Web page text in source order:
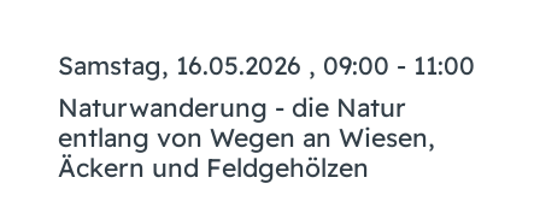
Samstag, 16.05.2026 , 09:00 - 11:00
Naturwanderung - die Natur
entlang von Wegen an Wiesen,
Äckern und Feldgehölzen